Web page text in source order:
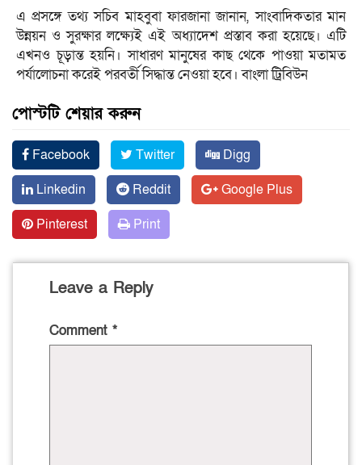
এ প্রসঙ্গে তথ্য সচিব মাহবুবা ফারজানা জানান, সাংবাদিকতার মান
উন্নয়ন ও সুরক্ষার লক্ষ্যেই এই অধ্যাদেশ প্রস্তাব করা হয়েছে। এটি
এখনও চূড়ান্ত হয়নি। সাধারণ মানুষের কাছ থেকে পাওয়া মতামত
পর্যালোচনা করেই পরবর্তী সিদ্ধান্ত নেওয়া হবে। বাংলা ট্রিবিউন
পোস্টটি শেয়ার করুন
Facebook Twitter
Digg
Linkedin
Reddit
Google Plus
Pinterest
Print
Leave a Reply
Comment *